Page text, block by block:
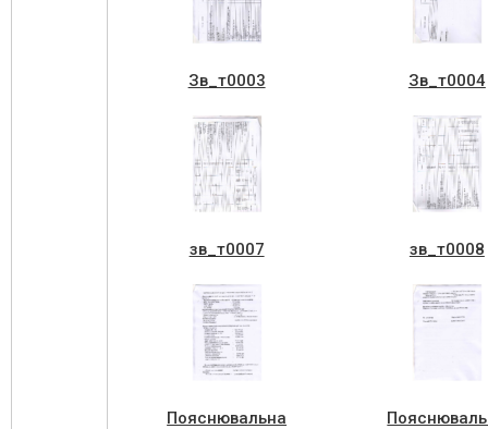
Зв_т0003 Зв_т0004
зв_т0007 зв_т0008
Пояснювальна